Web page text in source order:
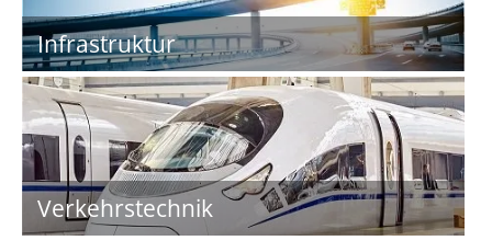
Infrastruktur
Verkehrstechnik